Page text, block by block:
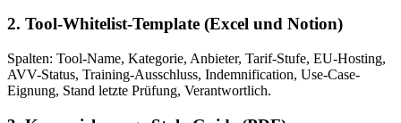
2. Tool-Whitelist-Template (Excel und Notion)
Spalten: Tool-Name, Kategorie, Anbieter, Tarif-Stufe, EU-Hosting,
AVV-Status, Training-Ausschluss, Indemnification, Use-Case-
Eignung, Stand letzte Prüfung, Verantwortlich.